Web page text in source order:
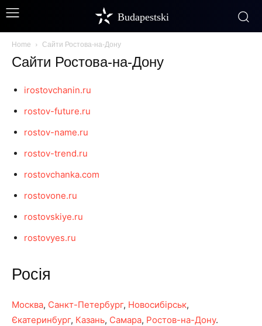
Budapestski
Home Сайти Ростова-на-Дону
Сайти Ростова-на-Дону
irostovchanin.ru
rostov-future.ru
rostov-name.ru
rostov-trend.ru
rostovchanka.com
rostovone.ru
rostovskiye.ru
rostovyes.ru
Росія
Москва, Санкт-Петербург, Новосибірськ,
Єкатеринбург, Казань, Самара, Ростов-на-Дону.